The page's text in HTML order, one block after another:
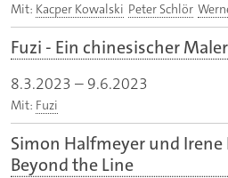
Mit: Kacper Kowalski Peter Schlör
Fuzi - Ein chinesischer Maler
8.3.2023 – 9.6.2023
Mit: Fuzi
Simon Halfmeyer und Irene
Beyond the Line